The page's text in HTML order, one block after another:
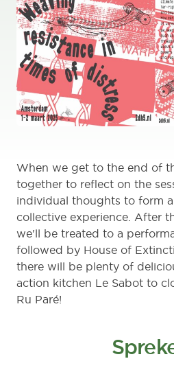
When we get to the end of
together to reflect on the
individual thoughts to form
collective experience. After
we'll be treated to a
followed by House of
there will be plenty of
action kitchen Le Sabot to
Ru Paré!